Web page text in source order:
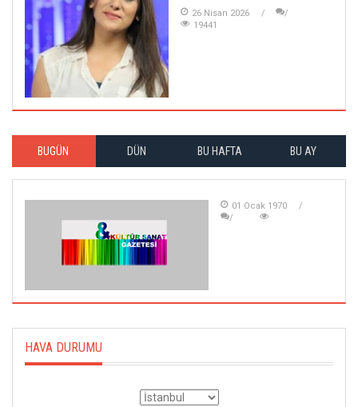
26 Nisan 2026
19441
BUGÜN DÜN BU HAFTA BU AY
01 Ocak 1970
HAVA DURUMU